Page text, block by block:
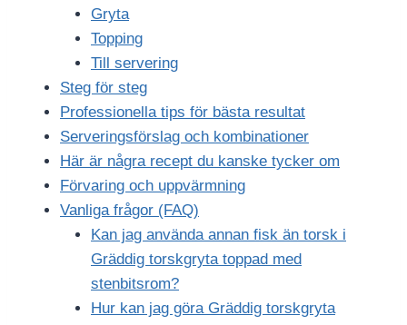
Gryta
Topping
Till servering
Steg för steg
Professionella tips för bästa resultat
Serveringsförslag och kombinationer
Här är några recept du kanske tycker om
Förvaring och uppvärmning
Vanliga frågor (FAQ)
Kan jag använda annan fisk än torsk i
Gräddig torskgryta toppad med
stenbitsrom?
Hur kan jag göra Gräddig torskgryta